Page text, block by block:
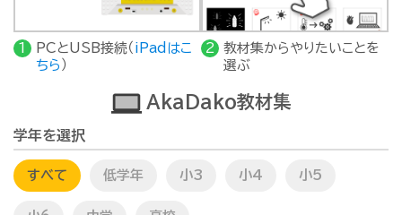
PCとUSB接続（ iPadはこ
ちら ）
教材集からやりたいことを
選ぶ
AkaDako教材集
学年を選択
すべて 低学年 小3 小4 小5